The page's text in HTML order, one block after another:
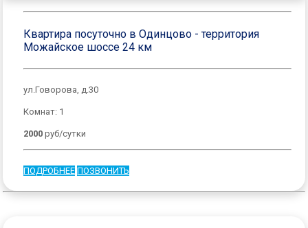
Квартира посуточно в Одинцово - территория
Можайское шоссе 24 км
ул.Говорова, д.30
Комнат: 1
2000 руб/сутки
ПОДРОБНЕЕ ПОЗВОНИТЬ